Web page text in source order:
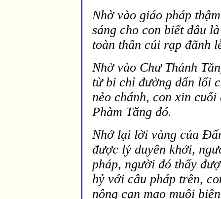
Nhờ vào giáo pháp
sáng cho con biết đâu l
toàn thân cúi rạp đãnh
Nhờ vào Chư Thánh T
từ bi chỉ đường dẩn lối
nẻo chánh, con xin cuối
Phàm Tăng đó.
Nhớ lại lời vàng của
được lý duyên khởi,
pháp, người đó thấy
hỷ với câu pháp trên,
nông cạn mạo muội